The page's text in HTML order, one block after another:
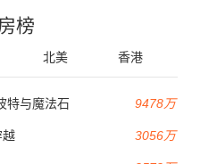
榜
北美 香港
9478万
特与魔法石
3056万
越